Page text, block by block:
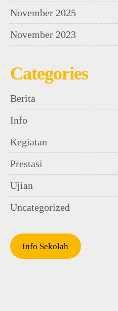
November 2025
November 2023
Categories
Berita
Info
Kegiatan
Prestasi
Ujian
Uncategorized
Info Sekolah